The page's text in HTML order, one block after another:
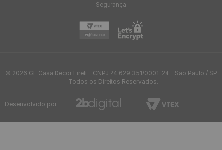
Segurança
© 2026 GF Casa Decor Eireli - CNPJ 24.629.351/0001-24 - São Paulo / SP
- Todos os Direitos Reservados.
Desenvolvido por